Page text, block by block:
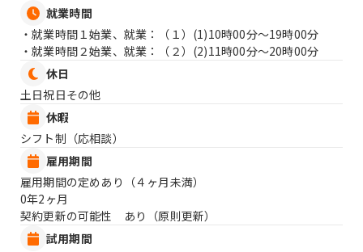
就業時間
・就業時間１始業、就業：（１） (1)10時00分〜19時00分
・就業時間２始業、就業：（２） (2)11時00分〜20時00分
休日
土日祝日その他
休暇
シフト制（応相談）
雇用期間
雇用期間の定めあり（４ヶ月未満）
0年2ヶ月
契約更新の可能性 あり（原則更新）
試用期間